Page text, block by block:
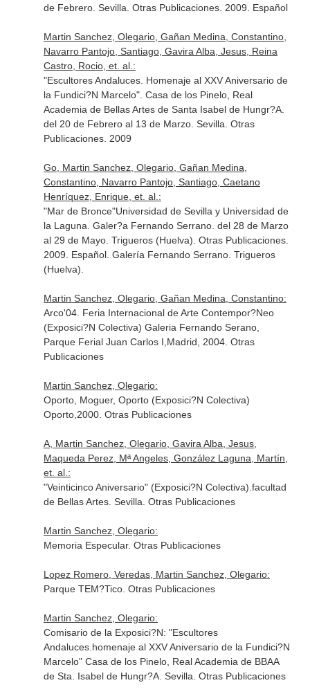
de Febrero. Sevilla. Otras Publicaciones. 2009. Español
Martin Sanchez, Olegario, Gañan Medina, Constantino,
Navarro Pantojo, Santiago, Gavira Alba, Jesus, Reina
Castro, Rocio, et. al.:
"Escultores Andaluces. Homenaje al XXV Aniversario de
la Fundici?N Marcelo". Casa de los Pinelo, Real
Academia de Bellas Artes de Santa Isabel de Hungr?A.
del 20 de Febrero al 13 de Marzo. Sevilla. Otras
Publicaciones. 2009
Go, Martin Sanchez, Olegario, Gañan Medina,
Constantino, Navarro Pantojo, Santiago, Caetano
Henríquez, Enrique, et. al.:
"Mar de Bronce"Universidad de Sevilla y Universidad de
la Laguna. Galer?a Fernando Serrano. del 28 de Marzo
al 29 de Mayo. Trigueros (Huelva). Otras Publicaciones.
2009. Español. Galería Fernando Serrano. Trigueros
(Huelva).
Martin Sanchez, Olegario, Gañan Medina, Constantino:
Arco'04. Feria Internacional de Arte Contempor?Neo
(Exposici?N Colectiva) Galeria Fernando Serano,
Parque Ferial Juan Carlos I,Madrid, 2004. Otras
Publicaciones
Martin Sanchez, Olegario:
Oporto, Moguer, Oporto (Exposici?N Colectiva)
Oporto,2000. Otras Publicaciones
A, Martin Sanchez, Olegario, Gavira Alba, Jesus,
Maqueda Perez, Mª Angeles, González Laguna, Martín,
et. al.:
"Veinticinco Aniversario" (Exposici?N Colectiva).facultad
de Bellas Artes. Sevilla. Otras Publicaciones
Martin Sanchez, Olegario:
Memoria Especular. Otras Publicaciones
Lopez Romero, Veredas, Martin Sanchez, Olegario:
Parque TEM?Tico. Otras Publicaciones
Martin Sanchez, Olegario:
Comisario de la Exposici?N: "Escultores
Andaluces.homenaje al XXV Aniversario de la Fundici?N
Marcelo" Casa de los Pinelo, Real Academia de BBAA
de Sta. Isabel de Hungr?A. Sevilla. Otras Publicaciones